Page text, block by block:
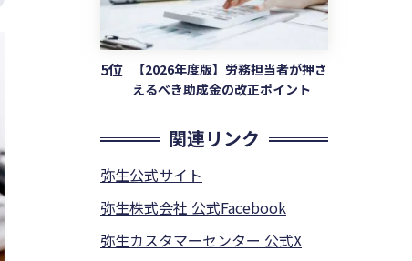
5位
【2026年度版】労務担当者が押さ
えるべき助成金の改正ポイント
関連リンク
弥生公式サイト
弥生株式会社 公式Facebook
弥生カスタマーセンター 公式X